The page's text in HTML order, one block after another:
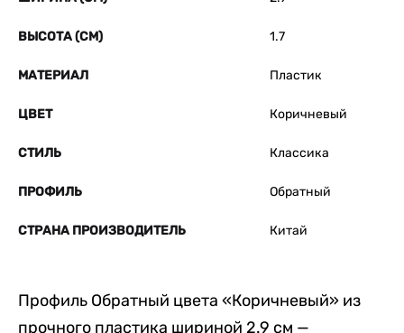
ВЫСОТА (СМ) 1.7
МАТЕРИАЛ Пластик
ЦВЕТ Коричневый
СТИЛЬ Классика
ПРОФИЛЬ Обратный
СТРАНА ПРОИЗВОДИТЕЛЬ Китай
Профиль Обратный цвета «Коричневый» из
прочного пластика шириной 2.9 см —